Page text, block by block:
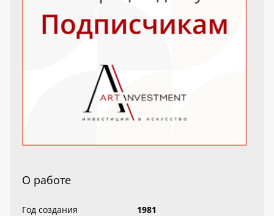
О работе
Год создания
1981